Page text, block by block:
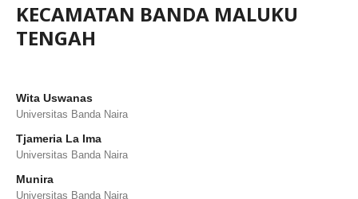
KECAMATAN BANDA MALUKU
TENGAH
Wita Uswanas
Universitas Banda Naira
Tjameria La Ima
Universitas Banda Naira
Munira
Universitas Banda Naira